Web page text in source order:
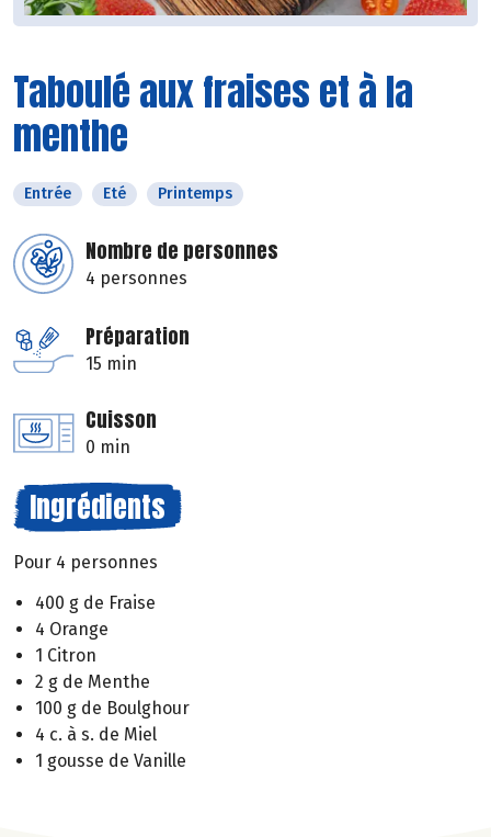
Taboulé aux fraises et à la
menthe
Entrée Eté Printemps
Nombre de personnes
4 personnes
Préparation
15 min
Cuisson
0 min
Ingrédients
Pour 4 personnes
400 g de Fraise
4 Orange
1 Citron
2 g de Menthe
100 g de Boulghour
4 c. à s. de Miel
1 gousse de Vanille